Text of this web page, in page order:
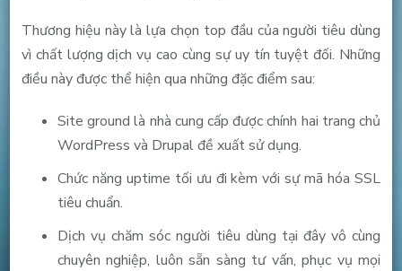
Thương hiệu này là lựa chọn top đầu của người tiêu dùng
vì chất lượng dịch vụ cao cùng sự uy tín tuyệt đối. Những
điều này được thể hiện qua những đặc điểm sau:
Site ground là nhà cung cấp được chính hai trang chủ
WordPress và Drupal đề xuất sử dụng.
Chức năng uptime tối ưu đi kèm với sự mã hóa SSL
tiêu chuẩn.
Dịch vụ chăm sóc người tiêu dùng tại đây vô cùng
chuyên nghiệp, luôn sẵn sàng tư vấn, phục vụ mọi